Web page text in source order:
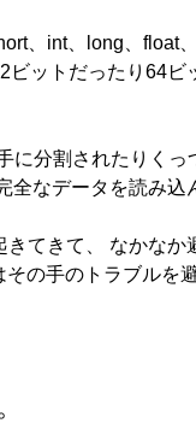
、int、long、
ットだったり64ビ
分割されたりく
なデータを読み込
てきて、 なかな
の手のトラブルを